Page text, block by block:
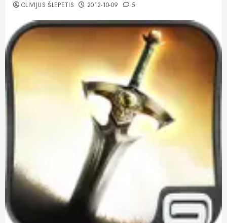
OLIVIJUS ŠLEPETIS 2012-10-09 5